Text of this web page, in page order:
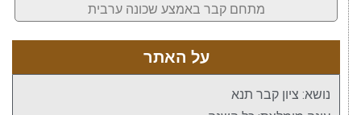
מתחם קבר באמצע שכונה ערבית
על האתר
נושא: ציון קבר תנא